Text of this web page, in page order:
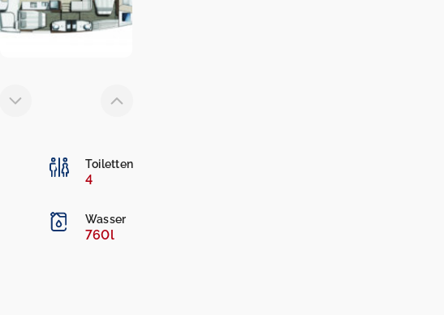
Toiletten
4
Wasser
760l